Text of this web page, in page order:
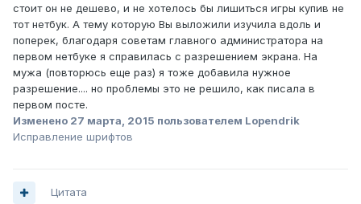
стоит он не дешево, и не хотелось бы лишиться игры купив не
тот нетбук. А тему которую Вы выложили изучила вдоль и
поперек, благодаря советам главного администратора на
первом нетбуке я справилась с разрешением экрана. На
мужа (повторюсь еще раз) я тоже добавила нужное
разрешение.... но проблемы это не решило, как писала в
первом посте.
Изменено 27 марта, 2015 пользователем Lopendrik
Исправление шрифтов
Цитата